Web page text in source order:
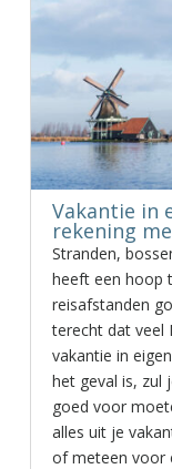
Vakantie in
rekening
Stranden,
heeft een hoop
reisafstanden
terecht dat veel
vakantie in
het geval is, zul
goed voor
alles uit je
of meteen voor